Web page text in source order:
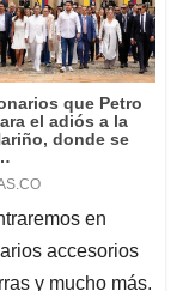
en
accesorios
y mucho más.